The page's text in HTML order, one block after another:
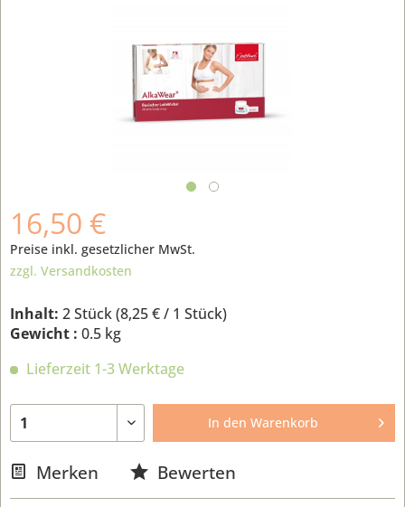
16,50 €
Preise inkl. gesetzlicher MwSt.
zzgl. Versandkosten
Inhalt: 2 Stück (8,25 €/ 1 Stück)
Gewicht : 0.5 kg
Lieferzeit 1-3 Werktage
In den Warenkorb
Merken Bewerten